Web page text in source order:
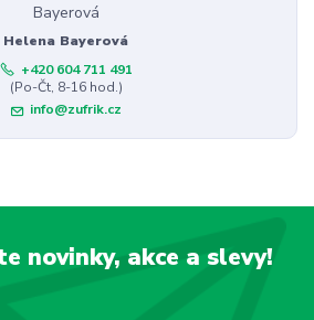
Helena Bayerová
+420 604 711 491
(Po-Čt, 8-16 hod.)
info@zufrik.cz
novinky, akce a slevy!